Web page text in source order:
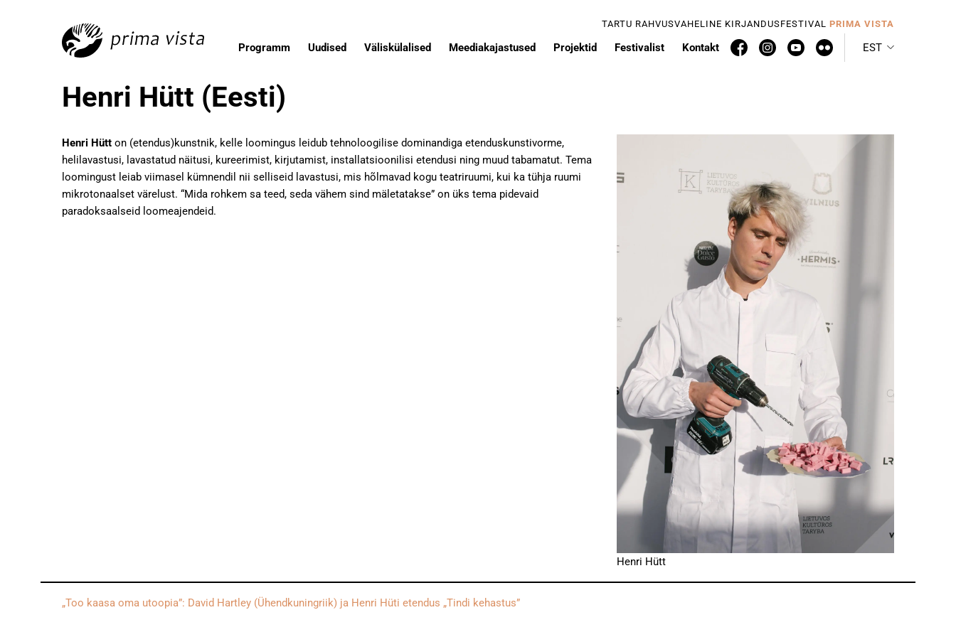
TARTU RAHVUSVAHELINE KIRJANDUSFESTIVAL PRIMA VISTA
Programm Uudised Väliskülalised Meediakajastused Projektid Festivalist Kontakt EST
Henri Hütt (Eesti)
Henri Hütt on (etendus)kunstnik, kelle loomingus leidub tehnoloogilise dominandiga etenduskunstivorme,
helilavastusi, lavastatud näitusi, kureerimist, kirjutamist, installatsioonilisi etendusi ning muud tabamatut. Tema
loomingust leiab viimasel kümnendil nii selliseid lavastusi, mis hõlmavad kogu teatriruumi, kui ka tühja ruumi
mikrotonaalset värelust. “Mida rohkem sa teed, seda vähem sind mäletatakse” on üks tema pidevaid
paradoksaalseid loomeajendeid.
Henri Hütt
„Too kaasa oma utoopia”: David Hartley (Ühendkuningriik) ja Henri Hüti etendus „Tindi kehastus”